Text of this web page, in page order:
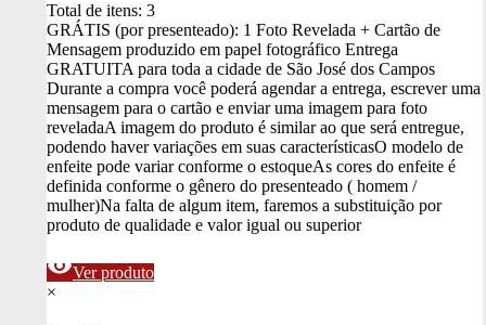
Total de itens: 3
GRÁTIS (por presenteado): 1 Foto Revelada + Cartão de
Mensagem produzido em papel fotográfico Entrega
GRATUITA para toda a cidade de São José dos Campos
Durante a compra você poderá agendar a entrega, escrever uma
mensagem para o cartão e enviar uma imagem para foto
reveladaA imagem do produto é similar ao que será entregue,
podendo haver variações em suas característicasO modelo de
enfeite pode variar conforme o estoqueAs cores do enfeite é
definida conforme o gênero do presenteado ( homem /
mulher)Na falta de algum item, faremos a substituição por
produto de qualidade e valor igual ou superior
visibilityVer produto
×